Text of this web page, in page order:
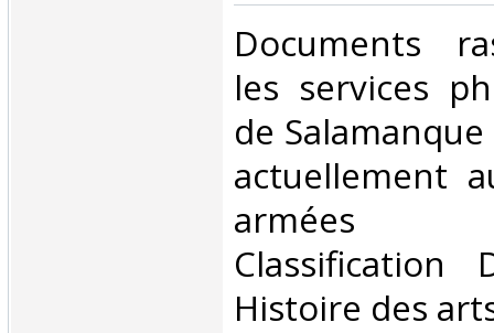
‎Documents
les services
de
actuellement
armées
Classification
Histoire des